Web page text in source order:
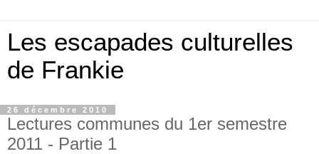
Les escapades culturelles
de Frankie
26 décembre 2010
Lectures communes du 1er semestre
2011 - Partie 1